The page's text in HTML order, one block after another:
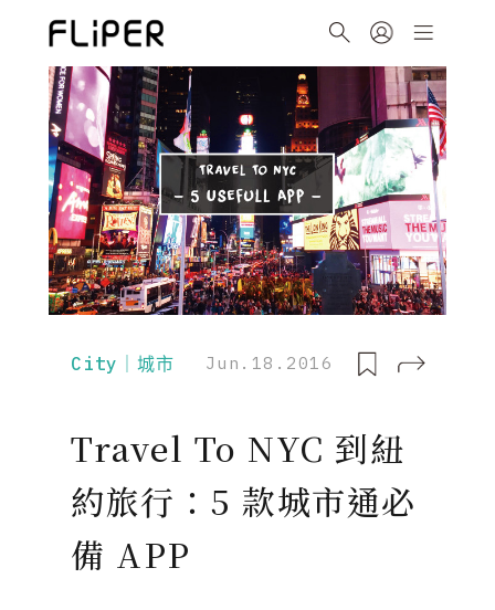
City｜城市 Jun.18.2016
Travel To NYC 到紐
約旅行：5 款城市通必
備 APP